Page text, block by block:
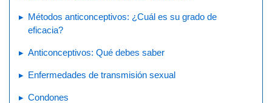
Métodos anticonceptivos: ¿Cuál es su grado de
eficacia?
Anticonceptivos: Qué debes saber
Enfermedades de transmisión sexual
Condones